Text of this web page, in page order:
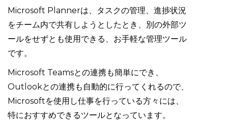
Microsoft Plannerは、タスクの管理、進捗状況
をチーム内で共有しようとしたとき、別の外部ツ
ールをせずとも使用できる、お手軽な管理ツール
です。
Microsoft Teamsとの連携も簡単にでき、
Outlookとの連携も自動的に行ってくれるので、
Microsoftを使用し仕事を行っている方々には、
特におすすめできるツールとなっています。